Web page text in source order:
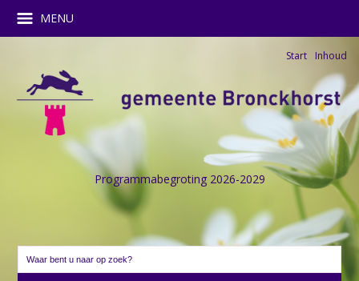
Programmabegroting 2026-2029
Start Inhoud
MENU